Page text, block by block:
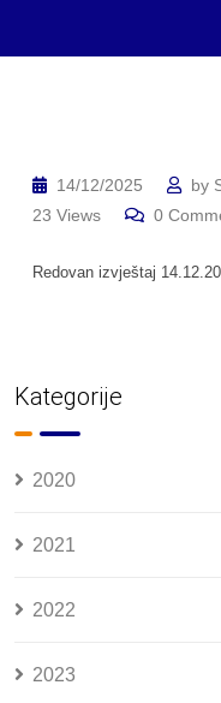
14/12/2025 by
23 Views 0
Redovan izvještaj
Kategorije
2020
2021
2022
2023